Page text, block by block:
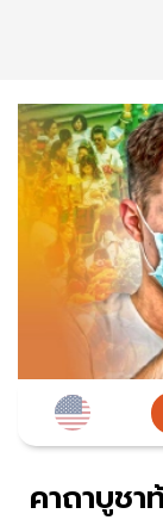
คาถาบูช